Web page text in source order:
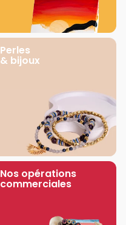
Perles
& bijoux
Nos opérations
commerciales